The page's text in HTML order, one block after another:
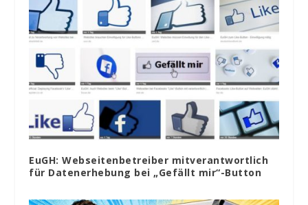
EuGH: Webseitenbetreiber mitverantwortlich
für Datenerhebung bei „Gefällt mir“-Button